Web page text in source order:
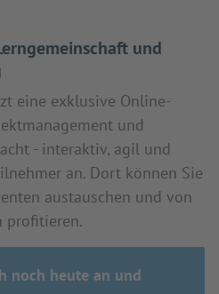
und
eine exklusive Online-
und
- interaktiv, agil und
an. Dort können Sie
austauschen und von
profitieren.
noch heute an und